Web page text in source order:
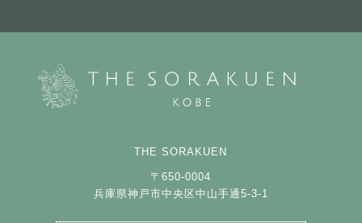
THE SORAKUEN
〒650-0004
兵庫県神戸市中央区中山手通5-3-1